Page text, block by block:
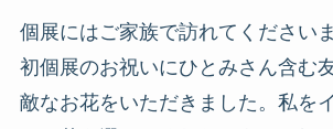
個展にはご家族で訪れてください
初個展のお祝いにひとみさん含む
敵なお花をいただきました。私を